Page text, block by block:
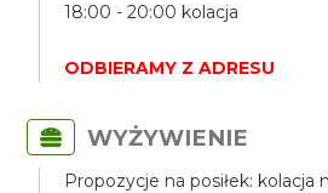
18:00 - 20:00 kolacja
ODBIERAMY Z ADRESU
WYŻYWIENIE
Propozycje na posiłek: kolacja